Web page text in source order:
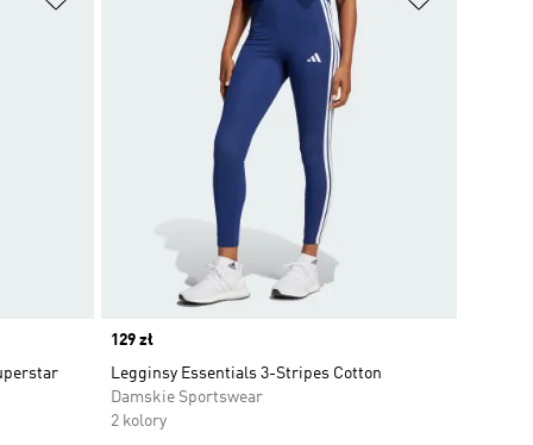
Price
129 zł
Legginsy Essentials 3-Stripes Cotton
Damskie Sportswear
2 kolory